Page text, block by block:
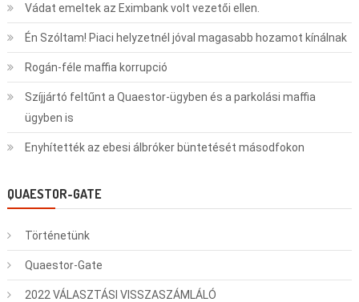
Vádat emeltek az Eximbank volt vezetői ellen.
Én Szóltam! Piaci helyzetnél jóval magasabb hozamot kínálnak
Rogán-féle maffia korrupció
Szíjjártó feltűnt a Quaestor-ügyben és a parkolási maffia
ügyben is
Enyhítették az ebesi álbróker büntetését másodfokon
QUAESTOR-GATE
Történetünk
Quaestor-Gate
2022 VÁLASZTÁSI VISSZASZÁMLÁLÓ